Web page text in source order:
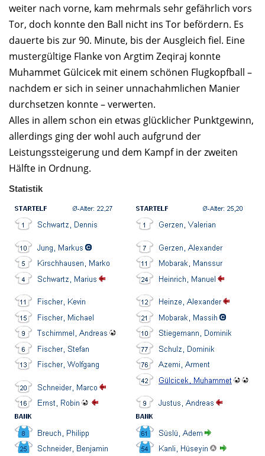
weiter nach vorne, kam mehrmals sehr gefährlich vors
Tor, doch konnte den Ball nicht ins Tor befördern. Es
dauerte bis zur 90. Minute, bis der Ausgleich fiel. Eine
mustergültige Flanke von Argtim Zeqiraj konnte
Muhammet Gülcicek mit einem schönen Flugkopfball –
nachdem er sich in seiner unnachahmlichen Manier
durchsetzen konnte – verwerten.
Alles in allem schon ein etwas glücklicher Punktgewinn,
allerdings ging der wohl auch aufgrund der
Leistungssteigerung und dem Kampf in der zweiten
Hälfte in Ordnung.
Statistik